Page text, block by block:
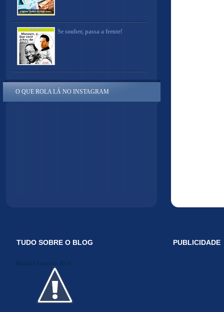
Se souber, passa a frente!
O QUE ROLA LÁ NO INSTAGRAM
TUDO SOBRE O BLOG
Midiakit Danosse 2014
PUBLICIDADE